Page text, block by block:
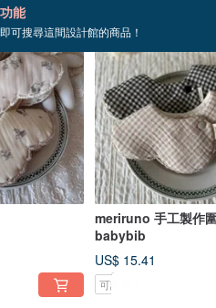
能
可搜尋這間設計館的商品！
meriruno 手工製作
babybib
US$ 15.41
可訂製